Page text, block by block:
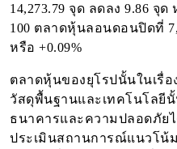
14,273.79 จุด ลดลง 9.86 จุ
100 ตลาดหุ้นลอนดอนปิดที่
หรือ +0.09%
ตลาดหุ้นของยุโรปนั้นในเรื่
วัสดุพื้นฐานและเทคโนโลยี
ธนาคารและความปลอดภัย
ประเมินสถานการณ์แนวโน้